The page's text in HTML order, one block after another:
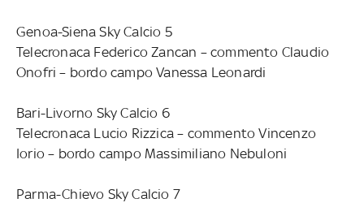
Genoa-Siena Sky Calcio 5
Telecronaca Federico Zancan – commento Claudio
Onofri – bordo campo Vanessa Leonardi
Bari-Livorno Sky Calcio 6
Telecronaca Lucio Rizzica – commento Vincenzo
Iorio – bordo campo Massimiliano Nebuloni
Parma-Chievo Sky Calcio 7